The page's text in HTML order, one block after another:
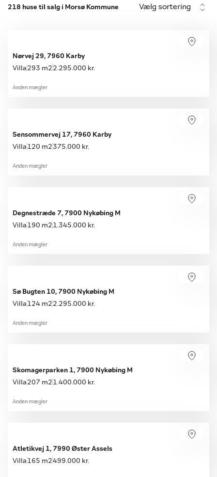
218 huse til salg i Morsø Kommune Vælg sortering
Nørvej 29, 7960 Karby
Villa 293 m2 2.295.000 kr.
Anden mægler
Sensommervej 17, 7960 Karby
Villa 120 m2 375.000 kr.
Anden mægler
Degnestræde 7, 7900 Nykøbing M
Villa 190 m2 1.345.000 kr.
Anden mægler
Sø Bugten 10, 7900 Nykøbing M
Villa 124 m2 2.295.000 kr.
Anden mægler
Skomagerparken 1, 7900 Nykøbing M
Villa 207 m2 1.400.000 kr.
Anden mægler
Atletikvej 1, 7990 Øster Assels
Villa 165 m2499.000 kr.